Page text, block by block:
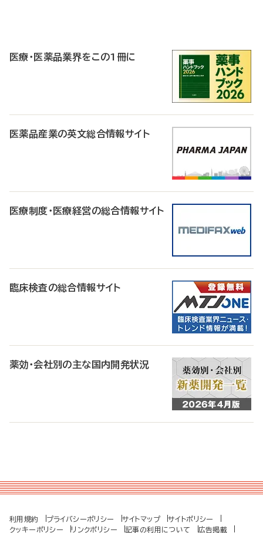
医療・医薬品業界をこの1冊に
医薬品産業の英文総合情報サイト
医療制度・医療経営の総合情報サイト
臨床検査の総合情報サイト
薬効・会社別の主な国内開発状況
利用規約 プライバシーポリシー サイトマップ
サイトポリシー
クッキーポリシー
リンクポリシー 記事の利用について 広告掲載